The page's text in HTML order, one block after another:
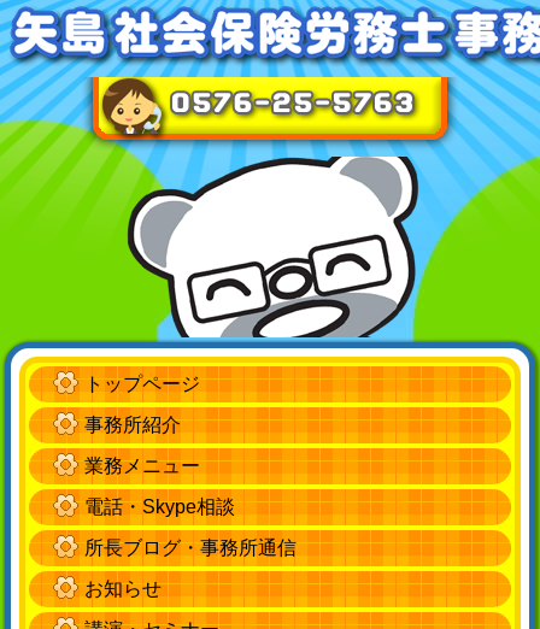
トップページ
事務所紹介
業務メニュー
電話・Skype相談
所長ブログ・事務所通信
お知らせ